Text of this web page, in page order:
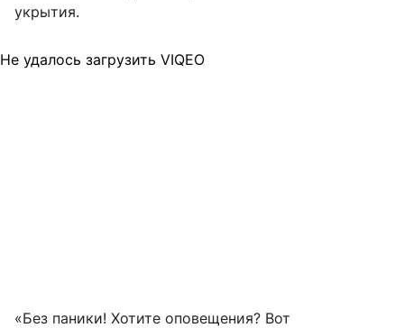
укрытия.
Не удалось загрузить VIQEO
«Без паники! Хотите оповещения? Вот